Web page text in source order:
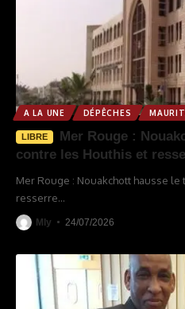
A LA UNE DÉPÊCHES
LIBRE
Mer Rouge :
contre les Houthis et
Mer Rouge : Nouakchott hausse
resserre…
Mly 24/07/2026